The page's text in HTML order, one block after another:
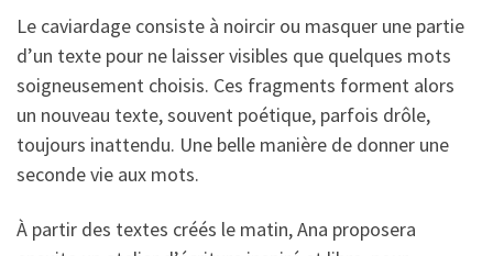
Le caviardage consiste à noircir ou masquer une partie
d’un texte pour ne laisser visibles que quelques mots
soigneusement choisis. Ces fragments forment alors
un nouveau texte, souvent poétique, parfois drôle,
toujours inattendu. Une belle manière de donner une
seconde vie aux mots.
À partir des textes créés le matin, Ana proposera